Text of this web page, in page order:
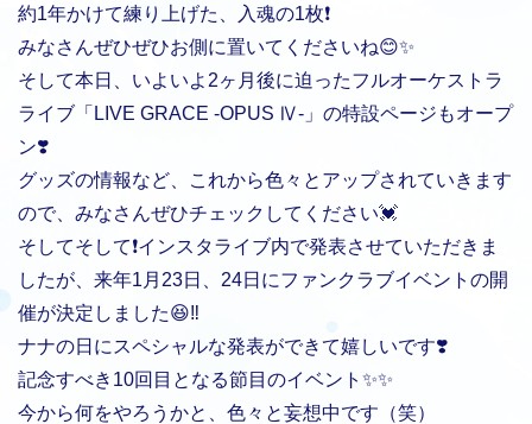
約1年かけて練り上げた、入魂の1枚❗️
みなさんぜひぜひお側に置いてくださいね😊✨
そして本日、いよいよ2ヶ月後に迫ったフルオーケストラ
ライブ「LIVE GRACE -OPUS Ⅳ-」の特設ページもオープ
ン❣️
グッズの情報など、これから色々とアップされていきます
ので、みなさんぜひチェックしてください💓
そしてそして❗️インスタライブ内で発表させていただきま
したが、来年1月23日、24日にファンクラブイベントの開
催が決定しました😆‼️
ナナの日にスペシャルな発表ができて嬉しいです❣️
記念すべき10回目となる節目のイベント✨✨
今から何をやろうかと、色々と妄想中です（笑）